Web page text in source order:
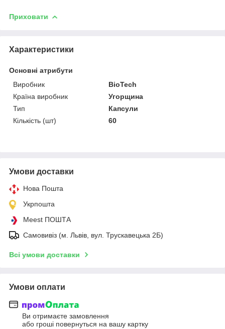
Приховати
Характеристики
Основні атрибути
Виробник
BioTech
Країна виробник
Угорщина
Тип
Капсули
Кількість (шт)
60
Умови доставки
Нова Пошта
Укрпошта
Meest ПОШТА
Самовивіз (м. Львів, вул. Трускавецька 2Б)
Всі умови доставки
Умови оплати
Ви отримаєте замовлення
або гроші повернуться на вашу картку